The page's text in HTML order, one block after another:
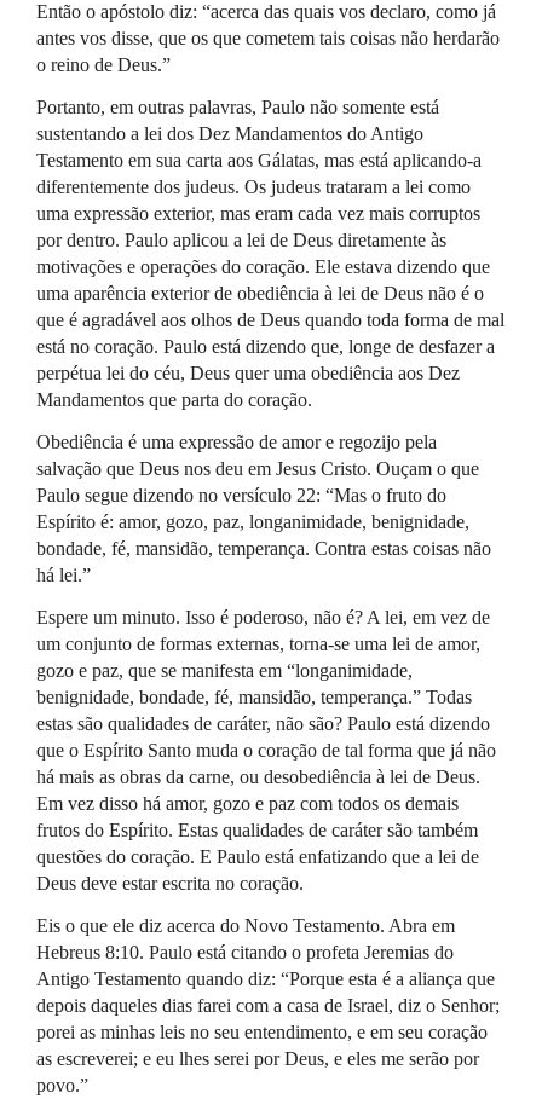
Então o apóstolo diz: “acerca das quais vos declaro, como já
antes vos disse, que os que cometem tais coisas não herdarão
o reino de Deus.”
Portanto, em outras palavras, Paulo não somente está
sustentando a lei dos Dez Mandamentos do Antigo
Testamento em sua carta aos Gálatas, mas está aplicando-a
diferentemente dos judeus. Os judeus trataram a lei como
uma expressão exterior, mas eram cada vez mais corruptos
por dentro. Paulo aplicou a lei de Deus diretamente às
motivações e operações do coração. Ele estava dizendo que
uma aparência exterior de obediência à lei de Deus não é o
que é agradável aos olhos de Deus quando toda forma de mal
está no coração. Paulo está dizendo que, longe de desfazer a
perpétua lei do céu, Deus quer uma obediência aos Dez
Mandamentos que parta do coração.
Obediência é uma expressão de amor e regozijo pela
salvação que Deus nos deu em Jesus Cristo. Ouçam o que
Paulo segue dizendo no versículo 22: “Mas o fruto do
Espírito é: amor, gozo, paz, longanimidade, benignidade,
bondade, fé, mansidão, temperança. Contra estas coisas não
há lei.”
Espere um minuto. Isso é poderoso, não é? A lei, em vez de
um conjunto de formas externas, torna-se uma lei de amor,
gozo e paz, que se manifesta em “longanimidade,
benignidade, bondade, fé, mansidão, temperança.” Todas
estas são qualidades de caráter, não são? Paulo está dizendo
que o Espírito Santo muda o coração de tal forma que já não
há mais as obras da carne, ou desobediência à lei de Deus.
Em vez disso há amor, gozo e paz com todos os demais
frutos do Espírito. Estas qualidades de caráter são também
questões do coração. E Paulo está enfatizando que a lei de
Deus deve estar escrita no coração.
Eis o que ele diz acerca do Novo Testamento. Abra em
Hebreus 8:10. Paulo está citando o profeta Jeremias do
Antigo Testamento quando diz: “Porque esta é a aliança que
depois daqueles dias farei com a casa de Israel, diz o Senhor;
porei as minhas leis no seu entendimento, e em seu coração
as escreverei; e eu lhes serei por Deus, e eles me serão por
povo.”